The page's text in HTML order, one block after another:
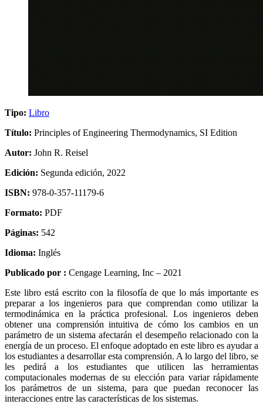
Tipo: Libro
Título: Principles of Engineering Thermodynamics, SI Edition
Autor: John R. Reisel
Edición: Segunda edición, 2022
ISBN: 978-0-357-11179-6
Formato: PDF
Páginas: 542
Idioma: Inglés
Publicado por : Cengage Learning, Inc – 2021
Este libro está escrito con la filosofía de que lo más importante es
preparar a los ingenieros para que comprendan como utilizar la
termodinámica en la práctica profesional. Los ingenieros deben
obtener una comprensión intuitiva de cómo los cambios en un
parámetro de un sistema afectarán el desempeño relacionado con la
energía de un proceso. El enfoque adoptado en este libro es ayudar a
los estudiantes a desarrollar esta comprensión. A lo largo del libro, se
les pedirá a los estudiantes que utilicen las herramientas
computacionales modernas de su elección para variar rápidamente
los parámetros de un sistema, para que puedan reconocer las
interacciones entre las características de los sistemas.